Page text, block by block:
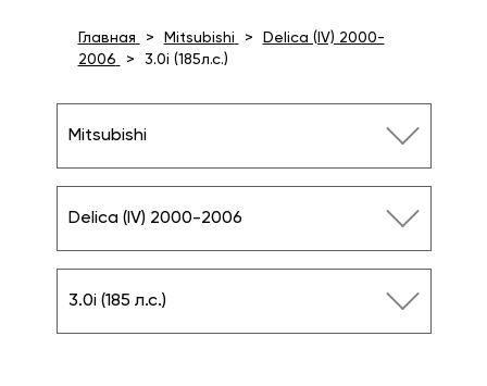
Главная Mitsubishi
Delica (IV) 2000-
2006
3.0i (185л.с.)
Mitsubishi
Delica (IV) 2000-2006
3.0i (185 л.с.)